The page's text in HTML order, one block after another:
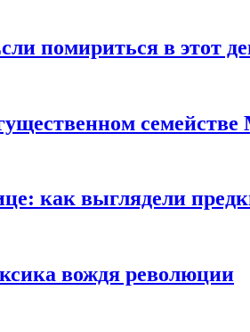
помириться в этот
как выглядели
вождя революции